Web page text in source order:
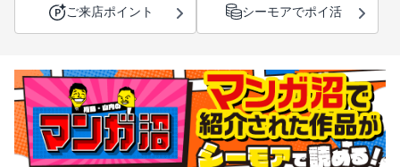
ご来店ポイント シーモアでポイ活